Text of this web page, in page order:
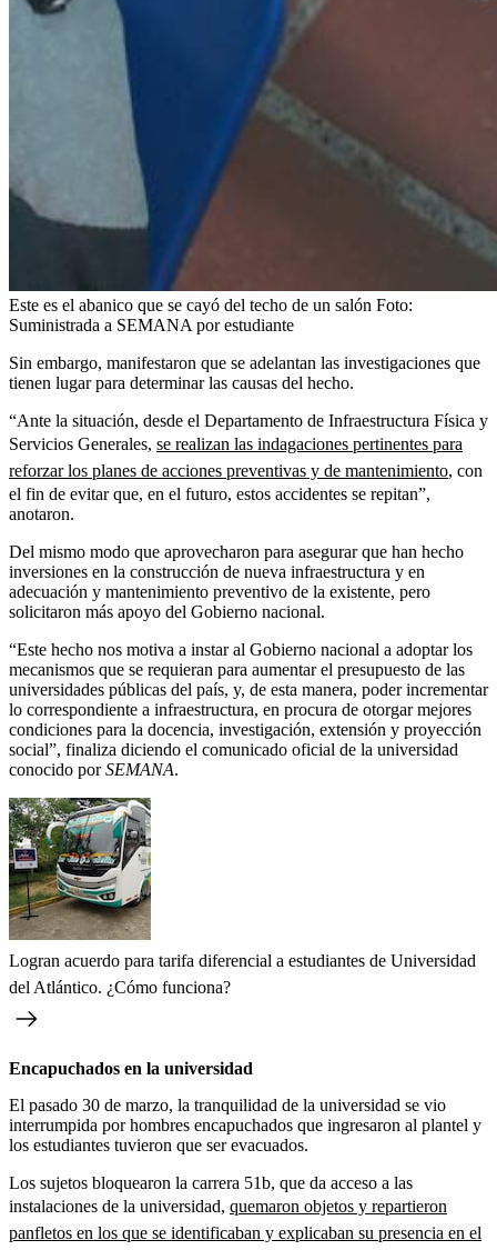
Este es el abanico que se cayó del techo de un salón Foto:
Suministrada a SEMANA por estudiante
Sin embargo, manifestaron que se adelantan las investigaciones que
tienen lugar para determinar las causas del hecho.
“Ante la situación, desde el Departamento de Infraestructura Física y
Servicios Generales, se realizan las indagaciones pertinentes para
reforzar los planes de acciones preventivas y de mantenimiento, con
el fin de evitar que, en el futuro, estos accidentes se repitan”,
anotaron.
Del mismo modo que aprovecharon para asegurar que han hecho
inversiones en la construcción de nueva infraestructura y en
adecuación y mantenimiento preventivo de la existente, pero
solicitaron más apoyo del Gobierno nacional.
“Este hecho nos motiva a instar al Gobierno nacional a adoptar los
mecanismos que se requieran para aumentar el presupuesto de las
universidades públicas del país, y, de esta manera, poder incrementar
lo correspondiente a infraestructura, en procura de otorgar mejores
condiciones para la docencia, investigación, extensión y proyección
social”, finaliza diciendo el comunicado oficial de la universidad
conocido porSEMANA.
Logran acuerdo para tarifa diferencial a estudiantes de Universidad
del Atlántico. ¿Cómo funciona?
Encapuchados en la universidad
El pasado 30 de marzo, la tranquilidad de la universidad se vio
interrumpida por hombres encapuchados que ingresaron al plantel y
los estudiantes tuvieron que ser evacuados.
Los sujetos bloquearon la carrera 51b, que da acceso a las
instalaciones de la universidad, quemaron objetos y repartieron
panfletos en los que se identificaban y explicaban su presencia en el